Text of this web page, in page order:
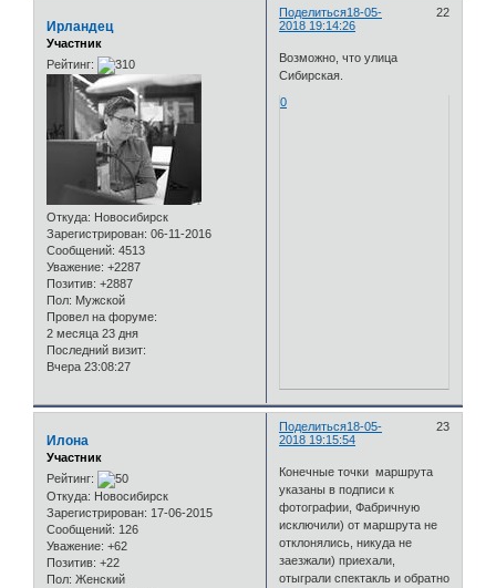
Поделиться 22
18-05-
2018 19:14:26
Ирландец
Участник
Рейтинг:
Откуда: Новосибирск
Зарегистрирован: 06-11-2016
Сообщений: 4513
Уважение: +2287
Позитив: +2887
Пол: Мужской
Провел на форуме:
2 месяца 23 дня
Последний визит:
Вчера 23:08:27
Возможно, что улица
Сибирская.
0
Поделиться 23
18-05-
2018 19:15:54
Илона
Участник
Рейтинг:
Откуда: Новосибирск
Зарегистрирован: 17-06-2015
Сообщений: 126
Уважение: +62
Позитив: +22
Пол: Женский
Конечные точки маршрута
указаны в подписи к
фотографии, Фабричную
исключили) от маршрута не
отклонялись, никуда не
заезжали) приехали,
отыграли спектакль и обратно